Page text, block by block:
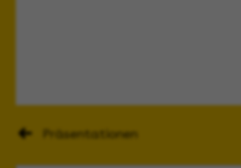
Präsentationen